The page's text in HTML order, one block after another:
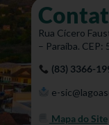
Rua Cícero
– Paraíba. CEP:
(83) 3366-
e-
Mapa do Site